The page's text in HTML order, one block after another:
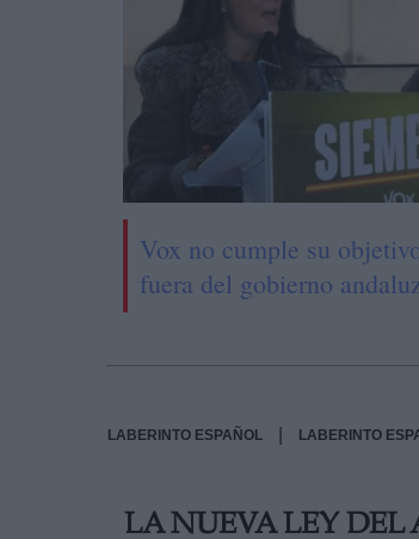
Vox no cumple su
fuera del gobierno
LABERINTO ESPAÑOL LABERINTO
LA NUEVA LEY DEL